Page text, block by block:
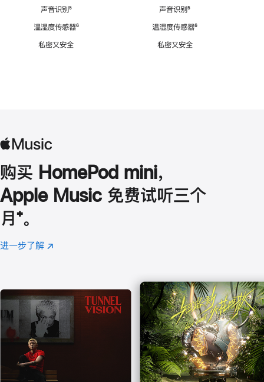
声音识别脚
⁵
温湿度传感器脚
⁶
私密又安全
声音识别脚
⁵
温湿度传感器脚
⁶
私密又安全
购买 HomePod mini，
Apple Music 免费试听三个
月 脚
注
⁺。
进一步了解 Apple
(在
口
中
打
开)